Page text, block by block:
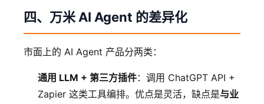
四、万米 AI Agent 的差异化
市面上的 AI Agent 产品分两类：
通用 LLM + 第三方插件：调用 ChatGPT API +
Zapier 这类工具编排。优点是灵活，缺点是与业